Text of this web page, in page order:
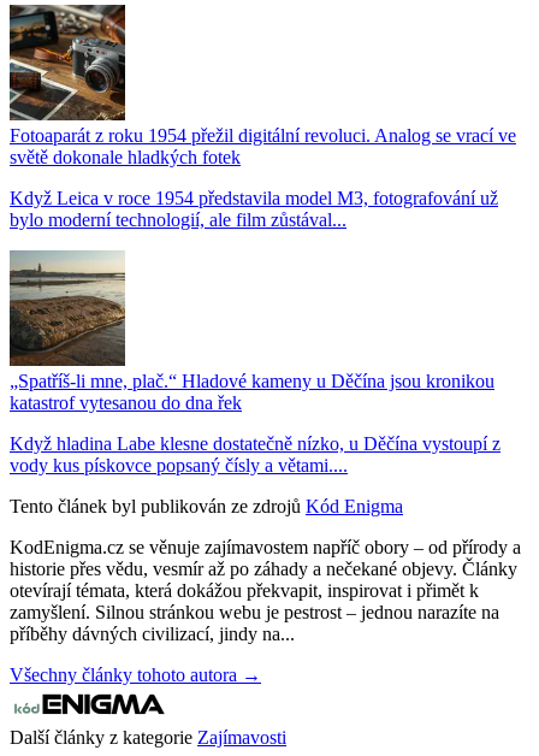
Fotoaparát z roku 1954 přežil digitální revoluci. Analog se vrací ve
světě dokonale hladkých fotek
Když Leica v roce 1954 představila model M3, fotografování už
bylo moderní technologií, ale film zůstával...
„Spatříš-li mne, plač.“ Hladové kameny u Děčína jsou kronikou
katastrof vytesanou do dna řek
Když hladina Labe klesne dostatečně nízko, u Děčína vystoupí z
vody kus pískovce popsaný čísly a větami....
Tento článek byl publikován ze zdrojů Kód Enigma
KodEnigma.cz se věnuje zajímavostem napříč obory – od přírody a
historie přes vědu, vesmír až po záhady a nečekané objevy. Články
otevírají témata, která dokážou překvapit, inspirovat i přimět k
zamyšlení. Silnou stránkou webu je pestrost – jednou narazíte na
příběhy dávných civilizací, jindy na...
Všechny články tohoto autora →
Další články z kategorie Zajímavosti